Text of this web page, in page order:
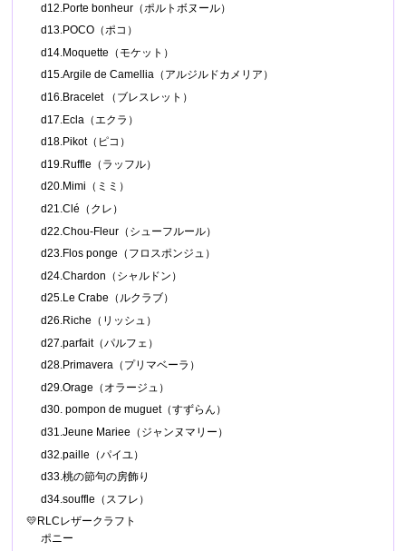
d12.Porte bonheur（ポルトボヌール）
d13.POCO（ポコ）
d14.Moquette（モケット）
d15.Argile de Camellia（アルジルドカメリア）
d16.Bracelet （ブレスレット）
d17.Ecla（エクラ）
d18.Pikot（ピコ）
d19.Ruffle（ラッフル）
d20.Mimi（ミミ）
d21.Clé（クレ）
d22.Chou-Fleur（シューフルール）
d23.Flos ponge（フロスポンジュ）
d24.Chardon（シャルドン）
d25.Le Crabe（ルクラブ）
d26.Riche（リッシュ）
d27.parfait（パルフェ）
d28.Primavera（プリマベーラ）
d29.Orage（オラージュ）
d30. pompon de muguet（すずらん）
d31.Jeune Mariee（ジャンヌマリー）
d32.paille（パイユ）
d33.桃の節句の房飾り
d34.souffle（スフレ）
💛RLCレザークラフト
ポニー